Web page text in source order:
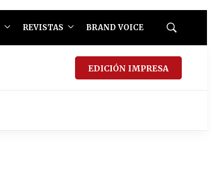
REVISTAS BRAND VOICE
Mostrar
EDICIÓN IMPRESA